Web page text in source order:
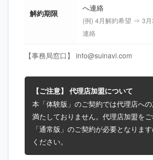
解約期限
へ連絡
(例) 4月解約希望 ⇒ 3
連絡
【事務局窓口】 info@suinavi.com
【ご注意】 代理店加盟について
本「体験版」のご契約では代理店へ
満たしておりません。代理店加盟を
「通常版」のご契約が必要となりま
ください。